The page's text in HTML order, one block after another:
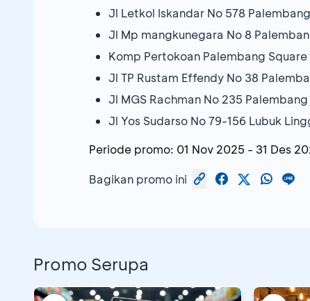
Jl Letkol Iskandar No 578 Palembang
Jl Mp mangkunegara No 8
Komp Pertokoan Palembang Square
Jl TP Rustam Effendy No 38
Jl MGS Rachman No 235 Palembang
Jl Yos Sudarso No 79-156 Lubuk
Periode promo: 01 Nov 2025 - 31 Des
Bagikan promo ini
Promo Serupa